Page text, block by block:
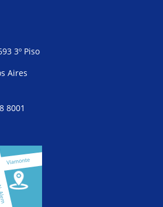
3º Piso
Aires
8001